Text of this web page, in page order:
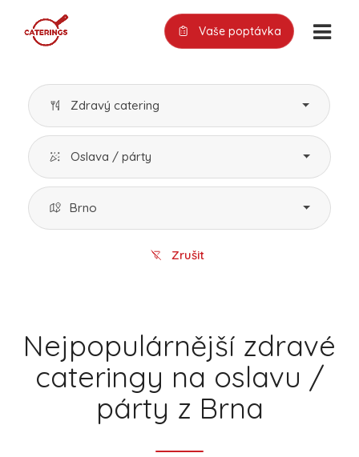
Vaše poptávka
Zdravý catering
Oslava / párty
Brno
Zrušit
Nejpopulárnější zdravé
cateringy na oslavu /
párty z Brna